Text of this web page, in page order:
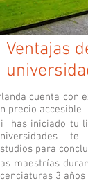
Ventajas
cuenta con
precio accesible
has iniciado tu
para
maestrías
3